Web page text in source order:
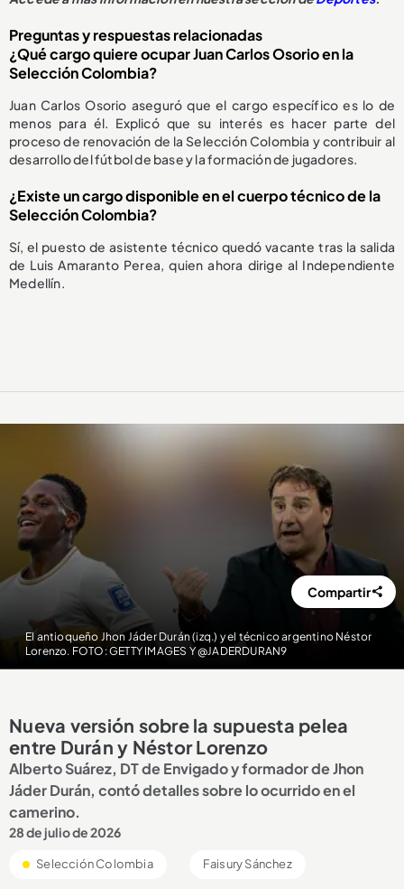
Preguntas y respuestas relacionadas
¿Qué cargo quiere ocupar Juan Carlos Osorio en la
Selección Colombia?
Juan Carlos Osorio aseguró que el cargo específico es lo de
menos para él. Explicó que su interés es hacer parte del
proceso de renovación de la Selección Colombia y contribuir al
desarrollo del fútbol de base y la formación de jugadores.
¿Existe un cargo disponible en el cuerpo técnico de la
Selección Colombia?
Sí, el puesto de asistente técnico quedó vacante tras la salida
de Luis Amaranto Perea, quien ahora dirige al Independiente
Medellín.
El antioqueño Jhon Jáder Durán (izq.) y el técnico argentino Néstor
Lorenzo. FOTO: GETTY IMAGES Y @JADERDURAN9
Compartir
Nueva versión sobre la supuesta pelea
entre Durán y Néstor Lorenzo
Alberto Suárez, DT de Envigado y formador de Jhon
Jáder Durán, contó detalles sobre lo ocurrido en el
camerino.
28 de julio de 2026
Selección Colombia Faisury Sánchez